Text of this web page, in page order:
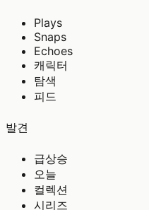
Plays
Snaps
Echoes
캐릭터
탐색
피드
발견
급상승
오늘
컬렉션
시리즈